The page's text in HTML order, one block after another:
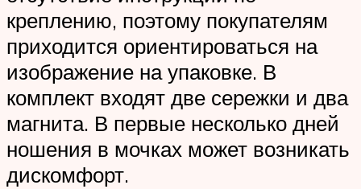
креплению, поэтому покупателям
приходится ориентироваться на
изображение на упаковке. В
комплект входят две сережки и два
магнита. В первые несколько дней
ношения в мочках может возникать
дискомфорт.